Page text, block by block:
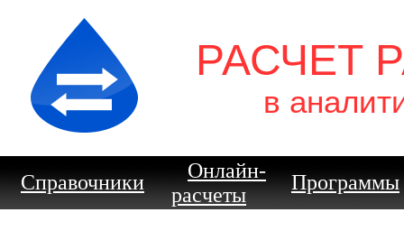
РАСЧЕТ
в
Справочники
Онлайн-
расчеты
Программы